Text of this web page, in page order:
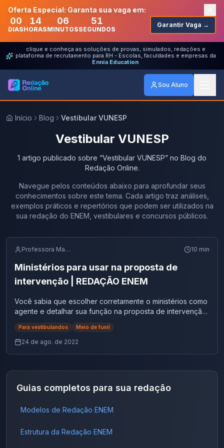
Oferta Especial: Garanta sua vaga em:
00
DIAS
14
HORAS
06
MINUTOS
51
SEGUNDOS
Garantir Vaga →
clique e conheça as soluções de provas, simulados, redações e
plataforma de recrutamento para RH - Escolas, faculdades e empresas da
Ennia Education
Sou Aluno
Início Blog Vestibular VUNESP
Vestibular VUNESP
1 artigo publicado sobre “Vestibular VUNESP” no Blog do
Redação Online.
Navegue pelos conteúdos abaixo para aprofundar seus
conhecimentos sobre este tema. Cada artigo traz análises,
exemplos práticos e repertórios que podem ser utilizados na
sua redação do ENEM, vestibulares e concursos públicos.
Professora Margarete 10 min
Ministérios para usar na proposta de
intervenção | REDAÇÃO ENEM
Você sabia que escolher corretamente o ministérios como
agente e detalhar sua função na proposta de intervenção
é essencial para garantir até 80 pontos na competência 5
e arrasar na conclusão da sua redação do ENEM? Nesse
sentido, a escolha correta dos ministérios para usar na
sobretudo, para uma proposta de intervenção bem-
lista atualizada dos ministérios do governo brasileiro, bem
sua redação. Logo, essa informação é vital para construir
você irá encontrar aqui: Quais órgãos usar na proposta de
Para vestibulandos Meio de funil
24 de ago. de 2022
Guias completos para sua redação
Modelos de Redação ENEM
Estrutura da Redação ENEM